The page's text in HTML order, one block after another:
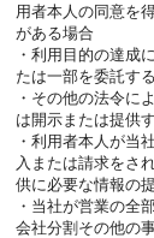
用者本人の同意を
がある場合
・利用目的の達成
たは一部を委託す
・その他の法令に
は開示または提供
・利用者本人が当
入または請求をさ
供に必要な情報の
・当社が営業の全
会社分割その他の